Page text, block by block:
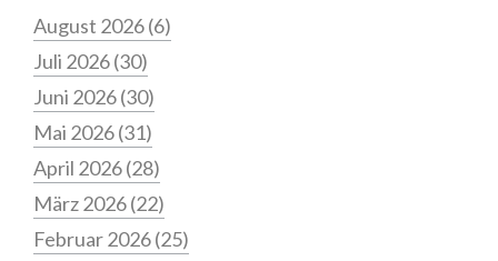
August 2026(6)
Juli 2026(30)
Juni 2026(30)
Mai 2026(31)
April 2026(28)
März 2026(22)
Februar 2026(25)